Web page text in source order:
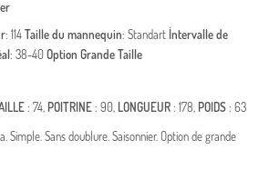
: 114Taille du mannequin: Standart İntervalle de
: 38-40Option Grande Taille
: 74, POITRINE: 90, LONGUEUR: 178, POIDS: 63
Simple. Sans doublure. Saisonnier. Option de grande